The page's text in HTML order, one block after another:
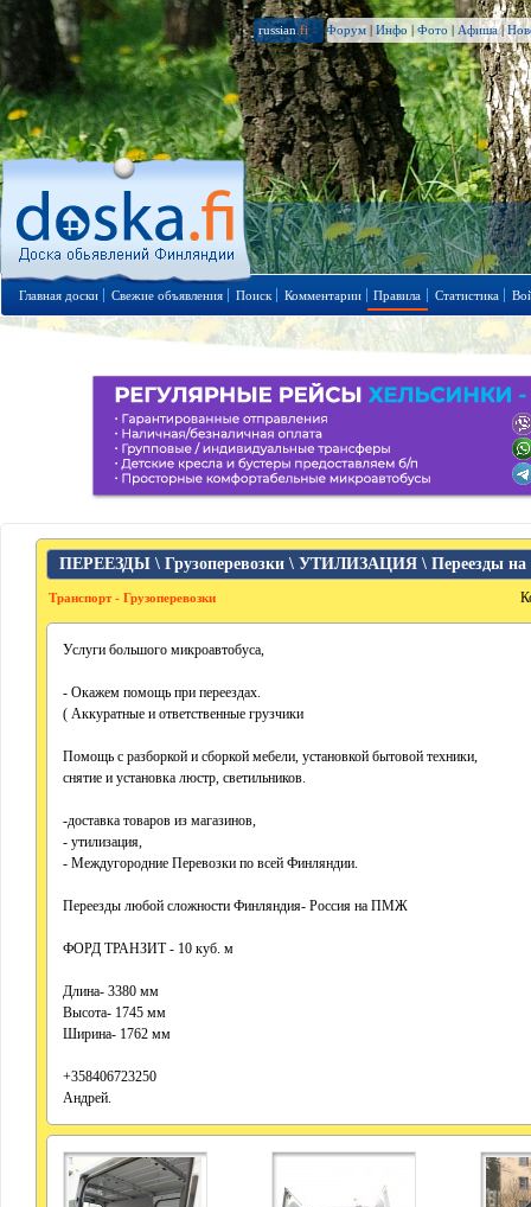
russian.fi Форум | Инфо | Фото | Афиша|
Главная доски Свежие объявления Поиск Комментарии Правила Статистика
ПЕРЕЕЗДЫ \ Грузоперевозки \ УТИЛИЗАЦИЯ \ Переезды
Транспорт - Грузоперевозки
Услуги большого микроавтобуса,
- Окажем помощь при переездах.
( Аккуратные и ответственные грузчики
Помощь с разборкой и сборкой мебели, установкой бытовой техники,
снятие и установка люстр, светильников.
-доставка товаров из магазинов,
- утилизация,
- Междугородние Перевозки по всей Финляндии.
Переезды любой сложности Финляндия- Россия на ПМЖ
ФОРД ТРАНЗИТ - 10 куб. м
Длина- 3380 мм
Высота- 1745 мм
Ширина- 1762 мм
+358406723250
Андрей.